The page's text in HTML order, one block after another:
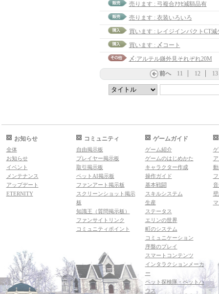
売ります : 弓複合ｱｸｾ減額品有
売ります : 衣装いろいろ
買います : レイジインパクトCT減
買います : 〆コート
〆:アルテル鎌外見それぞれ20M
前へ 11 12 13
お知らせ
全体
お知らせ
イベント
メンテナンス
アップデート
ETERNITY
コミュニティ
自由掲示板
プレイヤー掲示板
取引掲示板
ペットAI掲示板
ファンアート掲示板
スクリーンショット掲示
板
知識王（質問掲示板）
ファンサイトリンク
コミュニティポイント
ゲームガイド
ゲーム紹介
ゲームのはじめかた
キャラクター作成
操作ガイド
基本戦闘
スキルシステム
生産
ステータス
エリンの世界
町のシステム
コミュニケーション
序盤のプレイ
スマートコンテンツ
インタラクションメーカ
ー
ペット探検隊・ペットハ
ウス